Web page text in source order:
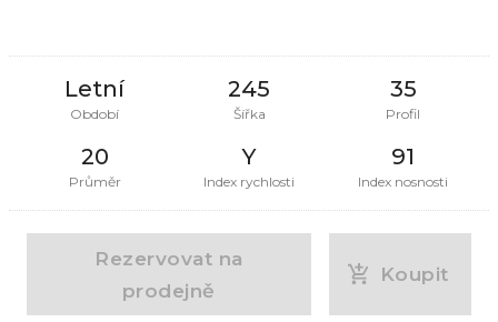
Letní
Období
245
Šířka
35
Profil
20
Průměr
Y
Index rychlosti
91
Index nosnosti
Rezervovat na
prodejně
Koupit